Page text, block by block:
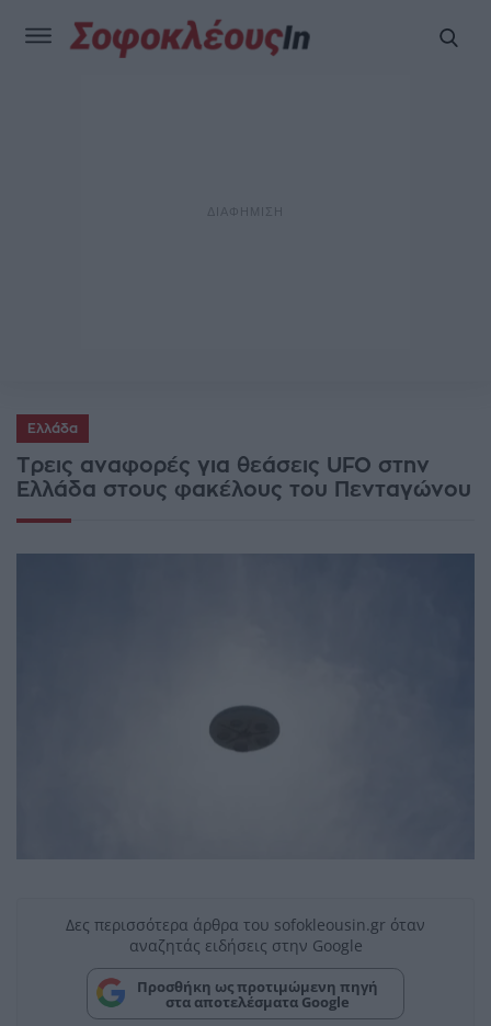
Ελλάδα
Τρεις αναφορές για θεάσεις UFO στην
Ελλάδα στους φακέλους του Πενταγώνου
Δες περισσότερα άρθρα του sofokleousin.gr όταν
αναζητάς ειδήσεις στην Google
Προσθήκη ως προτιμώμενη πηγή
στα αποτελέσματα Google